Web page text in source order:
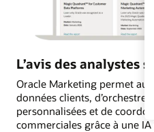
L’avis des analystes
Oracle Marketing permet aux
données clients,
personnalisées et de
commerciales grâce à une